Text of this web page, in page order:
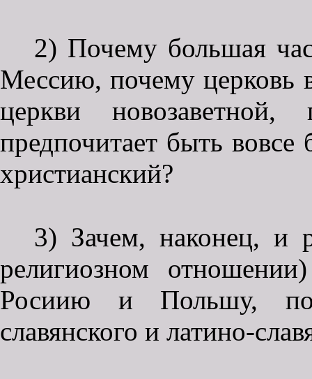
2) Почему большая
Мессию, почему церковь
церкви новозаветной,
предпочитает быть
христианский?
3) Зачем, наконец, и
религиозном
Росиию и Польшу,
славянского и латино-